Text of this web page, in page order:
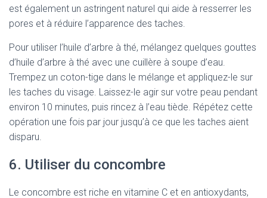
est également un astringent naturel qui aide à resserrer les
pores et à réduire l’apparence des taches.
Pour utiliser l’huile d’arbre à thé, mélangez quelques gouttes
d’huile d’arbre à thé avec une cuillère à soupe d’eau.
Trempez un coton-tige dans le mélange et appliquez-le sur
les taches du visage. Laissez-le agir sur votre peau pendant
environ 10 minutes, puis rincez à l’eau tiède. Répétez cette
opération une fois par jour jusqu’à ce que les taches aient
disparu.
6. Utiliser du concombre
Le concombre est riche en vitamine C et en antioxydants,